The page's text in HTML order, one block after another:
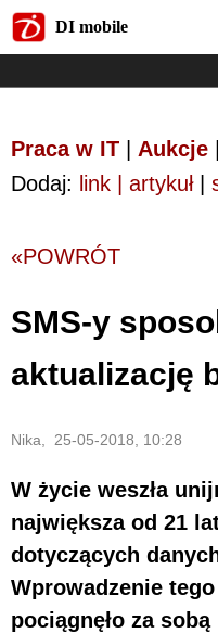
DI mobile
Praca w IT Aukcje
Dodaj: link | artykuł|
«POWRÓT
SMS-y
aktualizację
Nika, 25-05-2018, 10:28
W życie weszła
największa od 21
dotyczących
Wprowadzenie
pociągnęło za
DI mobile